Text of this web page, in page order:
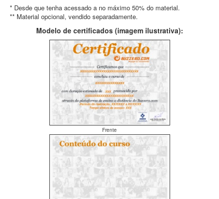
* Desde que tenha acessado a no máximo 50% do material.
** Material opcional, vendido separadamente.
Modelo de certificados (imagem ilustrativa):
Frente